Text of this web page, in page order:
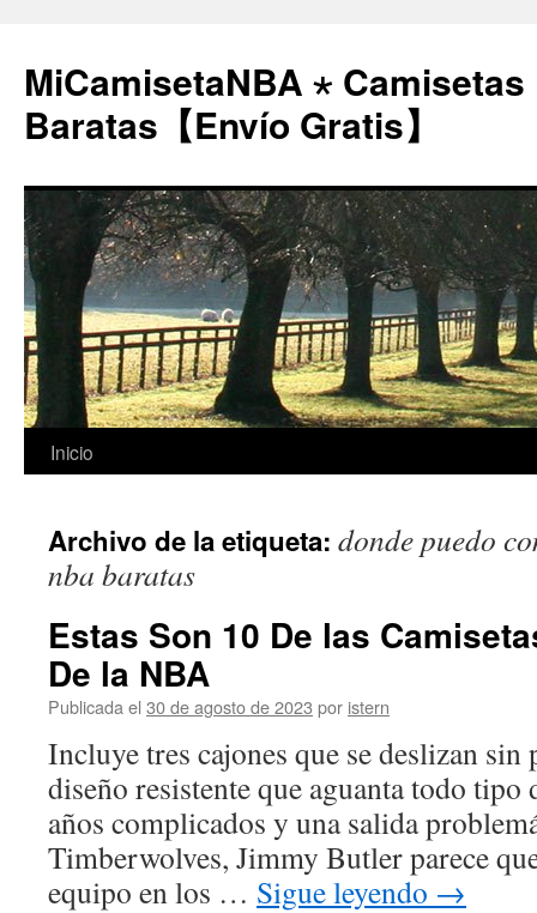
MiCamisetaNBA ⋆ Camisetas
Baratas【Envío Gratis】
Saltar
contenido
Inicio
Archivo de la etiqueta: donde puedo
nba baratas
Estas Son 10 De las
De la NBA
Publicada el 30 de agosto de 2023 por istern
Incluye tres cajones que se deslizan sin
diseño resistente que aguanta todo tipo
años complicados y una salida
Timberwolves, Jimmy Butler parece
equipo en los … Sigue leyendo →